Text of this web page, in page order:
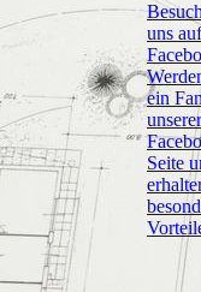
uns auf
ein Fan
unserer
Seite